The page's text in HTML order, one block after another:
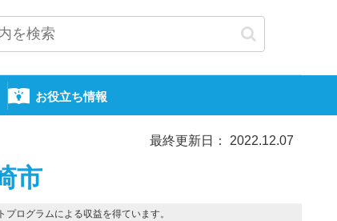
お役立ち情報
最終更新日： 2022.12.07
市
ログラムによる収益を得ています。